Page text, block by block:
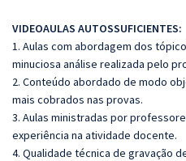
VIDEOAULAS AUTOSSUFICIENTES:
1. Aulas com abordagem dos
minuciosa análise realizada pelo
2. Conteúdo abordado de modo
mais cobrados nas provas.
3. Aulas ministradas por
experiência na atividade docente.
4. Qualidade técnica de gravação